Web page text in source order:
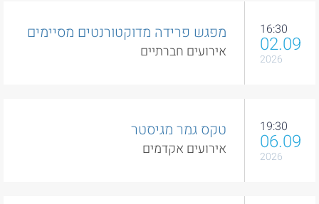
16:30
02.09
2026
מפגש פרידה מדוקטורנטים מסיימים
אירועים חברתיים
19:30
06.09
2026
טקס גמר מגיסטר
אירועים אקדמים